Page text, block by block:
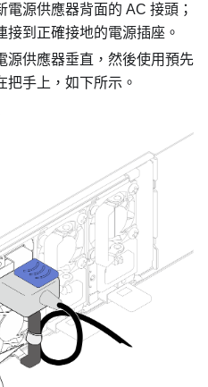
源供應器背面的 AC 接頭；
到正確接地的電源插座。
源供應器垂直，然後使用預先
把手上，如下所示。